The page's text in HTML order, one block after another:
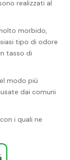
realizzati al
morbido,
tipo di odore
tasso di
modo più
dai comuni
i quali ne